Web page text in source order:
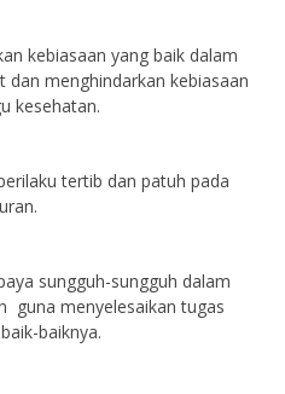
kebiasaan yang baik dalam
menghindarkan kebiasaan
kesehatan.
tertib dan patuh pada
sungguh-sungguh dalam
guna menyelesaikan tugas
baiknya.